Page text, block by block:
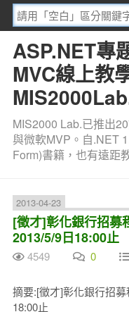
ASP.NET專
MVC線上教
MIS2000 Lab.已推出
與微軟MVP。自.NET
Form)書籍，也有遠距
2013-04-23
[徵才]彰化銀行招募
2013/5/9日18:00止
4549 0
摘要:[徵才]彰化銀行招
18:00止